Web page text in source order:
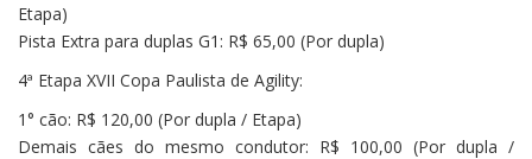
Etapa)
Pista Extra para duplas G1: R$ 65,00 (Por dupla)
4ª Etapa XVII Copa Paulista de Agility:
1° cão: R$ 120,00 (Por dupla / Etapa)
Demais cães do mesmo condutor: R$ 100,00 (Por dupla /